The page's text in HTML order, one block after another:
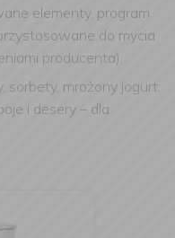
elementy, program
do mycia
producenta).
sorbety, mrożony jogurt,
i desery – dla